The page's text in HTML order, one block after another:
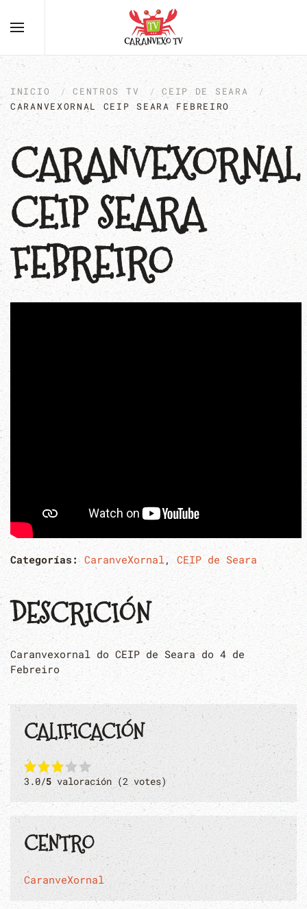
INICIO CENTROS TV
CEIP DE SEARA
CARANVEXORNAL CEIP SEARA FEBREIRO
CARANVEXORNAL
CEIP SEARA
FEBREIRO
Categorías: CaranveXornal, CEIP de Seara
DESCRICIÓN
Caranvexornal do CEIP de Seara do 4 de
Febreiro
CALIFICACIÓN
3.0/5valoración (2 votes)
CENTRO
CaranveXornal